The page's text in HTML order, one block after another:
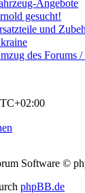
Angebote
gesucht!
und
des Forums
Software ©
phpBB.de